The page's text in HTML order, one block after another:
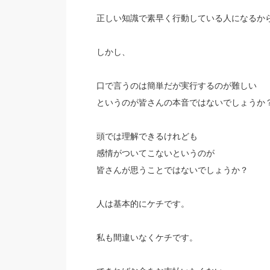
正しい知識で素早く行動している人になるか
しかし、
口で言うのは簡単だが実行するのが難しい
というのが皆さんの本音ではないでしょうか
頭では理解できるけれども
感情がついてこないというのが
皆さんが思うことではないでしょうか？
人は基本的にケチです。
私も間違いなくケチです。